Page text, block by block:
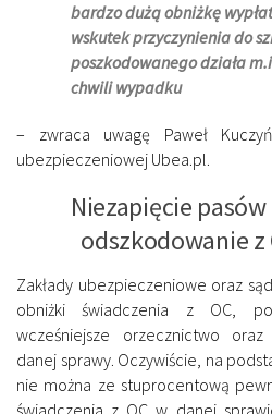
bardzo dużą obniżkę
wskutek przyczynienia do
poszkodowanego działa
chwili wypadku
– zwraca uwagę Paweł
ubezpieczeniowej Ubea.pl.
Niezapięcie
odszkodowanie z
Zakłady ubezpieczeniowe oraz
obniżki świadczenia z OC,
wcześniejsze orzecznictwo oraz
danej sprawy. Oczywiście, na
nie można ze stuprocentową